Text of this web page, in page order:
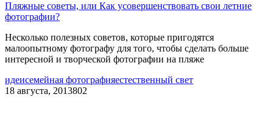
Пляжные советы, или Как усовершенствовать свои летние
фотографии?
Несколько полезных советов, которые пригодятся
малоопытному фотографу для того, чтобы сделать больше
интересной и творческой фотографии на пляже
идеисемейная фотографияестественный свет
18 августа, 2013802